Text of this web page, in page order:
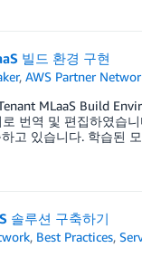
빌드 환경 구현
,AWS Partner
MLaaS Build
번역 및 편집하였습
고 있습니다. 학습된
솔루션 구축하기
, Best Practices,